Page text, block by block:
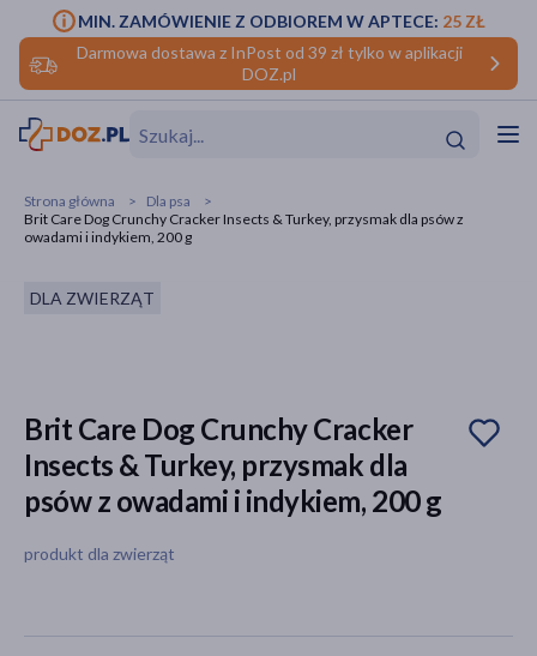
Darmowa dostawa z InPost od 39 zł tylko w aplikacji
DOZ.pl
MIN. ZAMÓWIENIE Z ODBIOREM W APTECE: 25 ZŁ
Hit
makijażu
Strona główna
Dla psa
Brit Care Dog Crunchy Cracker Insects & Turkey, przysmak dla psów z
owadami i indykiem, 200 g
DLA ZWIERZĄT
Brit Care Dog Crunchy Cracker
Insects & Turkey, przysmak dla
psów z owadami i indykiem, 200 g
produkt dla zwierząt